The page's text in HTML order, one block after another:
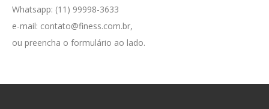
Whatsapp: (11) 99998-3633
e-mail: contato@finess.com.br,
ou preencha o formulário ao lado.